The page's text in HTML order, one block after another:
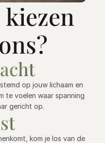
op jouw lichaam en
te voelen waar spanning
gericht op.
kom je los van de